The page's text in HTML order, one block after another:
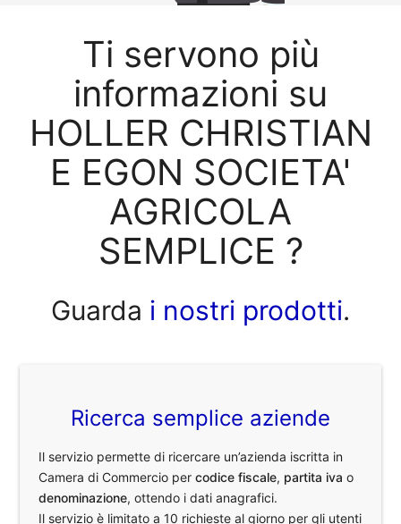
Ti servono più
informazioni su
HOLLER CHRISTIAN
E EGON SOCIETA'
AGRICOLA
SEMPLICE ?
Guarda i nostri prodotti.
Ricerca semplice aziende
Il servizio permette di ricercare un’azienda iscritta in
Camera di Commercio percodice fiscale, partita iva o
denominazione, ottendo i dati anagrafici.
Il servizio è limitato a 10 richieste al giorno per gli utenti